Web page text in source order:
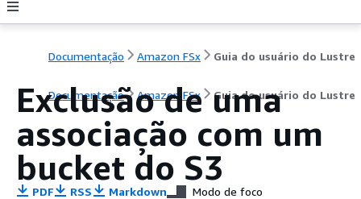
Documentação Amazon FSx Guia do usuário do Lustre
Documentação Amazon FSx Guia do usuário do Lustre
Exclusão de uma
associação com um
bucket do S3
PDF RSS Markdown Modo de foco